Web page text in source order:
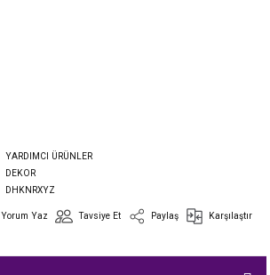
YARDIMCI ÜRÜNLER
DEKOR
DHKNRXYZ
Yorum Yaz Tavsiye Et Paylaş Karşılaştır